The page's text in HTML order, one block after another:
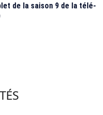
de la saison 9 de la télé-